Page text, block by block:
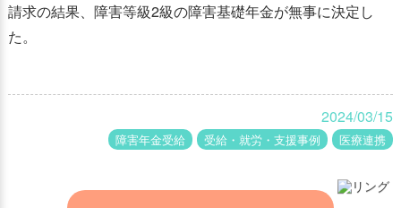
請求の結果、障害等級2級の障害基礎年金が無事に決定し
た。
2024/03/15
医療連携
受給・就労・支援事例
障害年金受給